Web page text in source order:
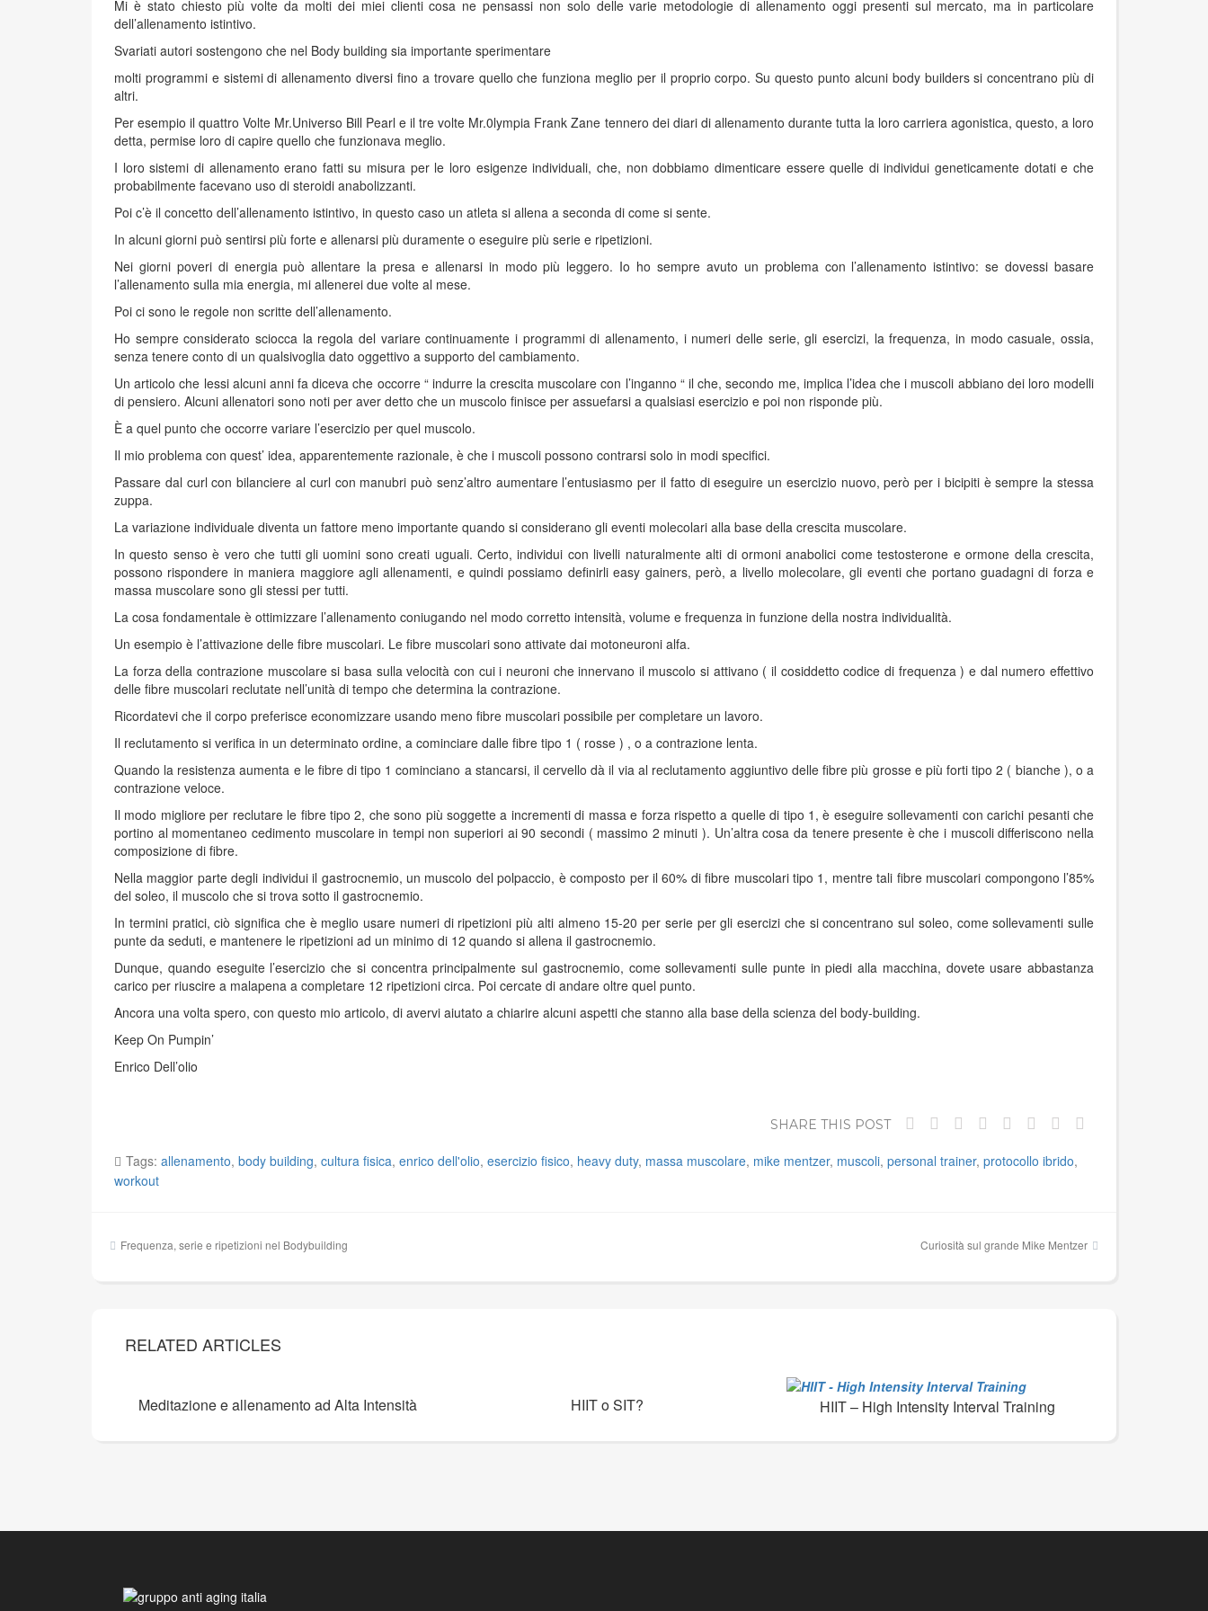
Mi è stato chiesto più volte da molti dei miei clienti cosa ne pensassi non solo delle varie metodologie di allenamento oggi presenti sul mercato, ma in particolare
dell’allenamento istintivo.
Svariati autori sostengono che nel Body building sia importante sperimentare
molti programmi e sistemi di allenamento diversi fino a trovare quello che funziona meglio per il proprio corpo. Su questo punto alcuni body builders si concentrano più di
altri.
Per esempio il quattro Volte Mr.Universo Bill Pearl e il tre volte Mr.0lympia Frank Zane tennero dei diari di allenamento durante tutta la loro carriera agonistica, questo, a loro
detta, permise loro di capire quello che funzionava meglio.
I loro sistemi di allenamento erano fatti su misura per le loro esigenze individuali, che, non dobbiamo dimenticare essere quelle di individui geneticamente dotati e che
probabilmente facevano uso di steroidi anabolizzanti.
Poi c’è il concetto dell’allenamento istintivo, in questo caso un atleta si allena a seconda di come si sente.
In alcuni giorni può sentirsi più forte e allenarsi più duramente o eseguire più serie e ripetizioni.
Nei giorni poveri di energia può allentare la presa e allenarsi in modo più leggero. Io ho sempre avuto un problema con l’allenamento istintivo: se dovessi basare
l’allenamento sulla mia energia, mi allenerei due volte al mese.
Poi ci sono le regole non scritte dell’allenamento.
Ho sempre considerato sciocca la regola del variare continuamente i programmi di allenamento, i numeri delle serie, gli esercizi, la frequenza, in modo casuale, ossia,
senza tenere conto di un qualsivoglia dato oggettivo a supporto del cambiamento.
Un articolo che lessi alcuni anni fa diceva che occorre “ indurre la crescita muscolare con l’inganno “ il che, secondo me, implica l’idea che i muscoli abbiano dei loro modelli
di pensiero. Alcuni allenatori sono noti per aver detto che un muscolo finisce per assuefarsi a qualsiasi esercizio e poi non risponde più.
È a quel punto che occorre variare l’esercizio per quel muscolo.
Il mio problema con quest’ idea, apparentemente razionale, è che i muscoli possono contrarsi solo in modi specifici.
Passare dal curl con bilanciere al curl con manubri può senz’altro aumentare l’entusiasmo per il fatto di eseguire un esercizio nuovo, però per i bicipiti è sempre la stessa
zuppa.
La variazione individuale diventa un fattore meno importante quando si considerano gli eventi molecolari alla base della crescita muscolare.
In questo senso è vero che tutti gli uomini sono creati uguali. Certo, individui con livelli naturalmente alti di ormoni anabolici come testosterone e ormone della crescita,
possono rispondere in maniera maggiore agli allenamenti, e quindi possiamo definirli easy gainers, però, a livello molecolare, gli eventi che portano guadagni di forza e
massa muscolare sono gli stessi per tutti.
La cosa fondamentale è ottimizzare l’allenamento coniugando nel modo corretto intensità, volume e frequenza in funzione della nostra individualità.
Un esempio è l’attivazione delle fibre muscolari. Le fibre muscolari sono attivate dai motoneuroni alfa.
La forza della contrazione muscolare si basa sulla velocità con cui i neuroni che innervano il muscolo si attivano ( il cosiddetto codice di frequenza ) e dal numero effettivo
delle fibre muscolari reclutate nell’unità di tempo che determina la contrazione.
Ricordatevi che il corpo preferisce economizzare usando meno fibre muscolari possibile per completare un lavoro.
Il reclutamento si verifica in un determinato ordine, a cominciare dalle fibre tipo 1 ( rosse ) , o a contrazione lenta.
Quando la resistenza aumenta e le fibre di tipo 1 cominciano a stancarsi, il cervello dà il via al reclutamento aggiuntivo delle fibre più grosse e più forti tipo 2 ( bianche ), o a
contrazione veloce.
Il modo migliore per reclutare le fibre tipo 2, che sono più soggette a incrementi di massa e forza rispetto a quelle di tipo 1, è eseguire sollevamenti con carichi pesanti che
portino al momentaneo cedimento muscolare in tempi non superiori ai 90 secondi ( massimo 2 minuti ). Un’altra cosa da tenere presente è che i muscoli differiscono nella
composizione di fibre.
Nella maggior parte degli individui il gastrocnemio, un muscolo del polpaccio, è composto per il 60% di fibre muscolari tipo 1, mentre tali fibre muscolari compongono l’85%
del soleo, il muscolo che si trova sotto il gastrocnemio.
In termini pratici, ciò significa che è meglio usare numeri di ripetizioni più alti almeno 15-20 per serie per gli esercizi che si concentrano sul soleo, come sollevamenti sulle
punte da seduti, e mantenere le ripetizioni ad un minimo di 12 quando si allena il gastrocnemio.
Dunque, quando eseguite l’esercizio che si concentra principalmente sul gastrocnemio, come sollevamenti sulle punte in piedi alla macchina, dovete usare abbastanza
carico per riuscire a malapena a completare 12 ripetizioni circa. Poi cercate di andare oltre quel punto.
Ancora una volta spero, con questo mio articolo, di avervi aiutato a chiarire alcuni aspetti che stanno alla base della scienza del body-building.
Keep On Pumpin’
Enrico Dell’olio
SHARE THIS POST
Tags: allenamento, body building, cultura fisica, enrico dell'olio, esercizio fisico, heavy duty, massa muscolare, mike mentzer, muscoli, personal trainer, protocollo ibrido,
workout
Navigazione
Frequenza, serie e ripetizioni nel Bodybuilding Curiosità sul grande Mike Mentzer
RELATED ARTICLES
Meditazione e allenamento ad Alta Intensità HIIT o SIT? HIIT – High Intensity Interval Training